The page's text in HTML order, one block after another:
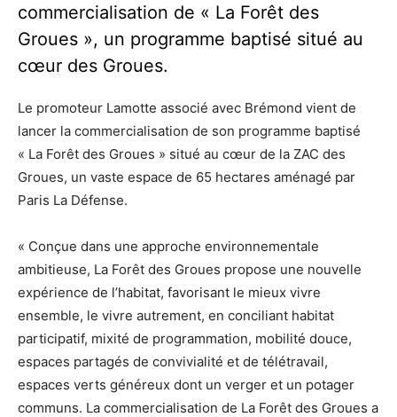
commercialisation de « La Forêt des
Groues », un programme baptisé situé au
cœur des Groues.
Le promoteur Lamotte associé avec Brémond vient de
lancer la commercialisation de son programme baptisé
« La Forêt des Groues » situé au cœur de la ZAC des
Groues, un vaste espace de 65 hectares aménagé par
Paris La Défense.
« Conçue dans une approche environnementale
ambitieuse, La Forêt des Groues propose une nouvelle
expérience de l’habitat, favorisant le mieux vivre
ensemble, le vivre autrement, en conciliant habitat
participatif, mixité de programmation, mobilité douce,
espaces partagés de convivialité et de télétravail,
espaces verts généreux dont un verger et un potager
communs. La commercialisation de La Forêt des Groues a